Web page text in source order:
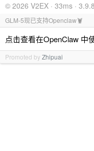
© 2026 V2EX · 33ms ·
GLM-5现已支持Openclaw🦞
点击查看在OpenClaw 中
Promoted byZhipuai